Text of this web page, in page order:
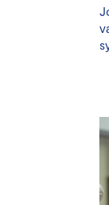
Opastusta
Miksi osallistua?